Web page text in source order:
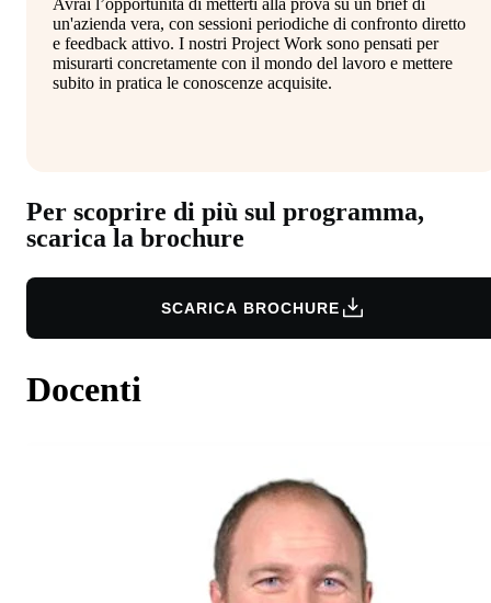
un'azienda vera, con sessioni periodiche di confronto diretto
e feedback attivo. I nostri Project Work sono pensati per
misurarti concretamente con il mondo del lavoro e mettere
subito in pratica le conoscenze acquisite.
Per scoprire di più sul programma,
scarica la brochure
SCARICA BROCHURE
Docenti